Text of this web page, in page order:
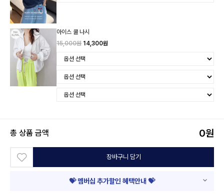
아이스 쿨 나시
15,000원 14,300원
총 상품 금액 0원
장바구니 담기
💝 멤버십 추가할인 혜택안내 💝